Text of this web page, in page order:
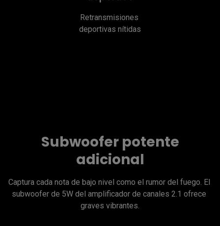
Retransmisiones
deportivas nítidas
Subwoofer potente
adicional
Captura cada nota de bajo nivel como el rumor del fuego. El
subwoofer de 5W del amplificador de canales 2.1 ofrece
graves vibrantes.